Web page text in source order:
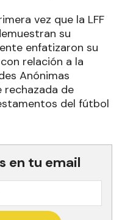
vez que la LFF
su
enfatizaron su
relación a la
Anónimas
rechazada de
del fútbol
en tu email